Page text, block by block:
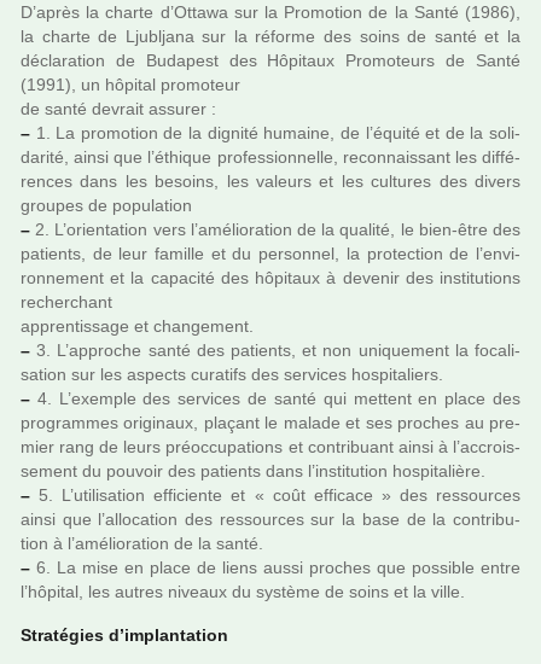
D’après la charte d’Ottawa sur la Promotion de la Santé (1986),
la charte de Ljubljana sur la réforme des soins de santé et la
décla­ra­tion de Budapest des Hôpitaux Promoteurs de Santé
(1991), un hôpi­tal pro­mo­teur
de santé devrait assu­rer :
– 1. La pro­mo­tion de la dignité humaine, de l’équité et de la soli­
da­rité, ainsi que l’éthique pro­fes­sion­nelle, reconnais­sant les dif­fé­
ren­ces dans les besoins, les valeurs et les cultu­res des divers
grou­pes de popu­la­tion
– 2. L’orien­ta­tion vers l’amé­lio­ra­tion de la qua­lité, le bien-être des
patients, de leur famille et du per­son­nel, la pro­tec­tion de l’envi­
ron­ne­ment et la capa­cité des hôpi­taux à deve­nir des ins­ti­tu­tions
recher­chant
appren­tis­sage et chan­ge­ment.
– 3. L’appro­che santé des patients, et non uni­que­ment la foca­li­
sa­tion sur les aspects cura­tifs des ser­vi­ces hos­pi­ta­liers.
– 4. L’exem­ple des ser­vi­ces de santé qui met­tent en place des
pro­gram­mes ori­gi­naux, pla­çant le malade et ses pro­ches au pre­
mier rang de leurs préoc­cu­pa­tions et contri­buant ainsi à l’accrois­
se­ment du pou­voir des patients dans l’ins­ti­tu­tion hos­pi­ta­lière.
– 5. L’uti­li­sa­tion effi­ciente et « coût effi­cace » des res­sour­ces
ainsi que l’allo­ca­tion des res­sour­ces sur la base de la contri­bu­
tion à l’amé­lio­ra­tion de la santé.
– 6. La mise en place de liens aussi pro­ches que pos­si­ble entre
l’hôpi­tal, les autres niveaux du sys­tème de soins et la ville.
Stratégies d’implan­ta­tion